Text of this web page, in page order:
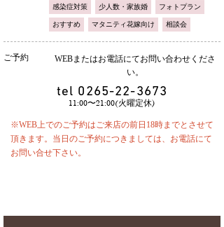
感染症対策 少人数・家族婚 フォトプラン
おすすめ マタニティ花嫁向け 相談会
ご予約
WEBまたはお電話にてお問い合わせくださ
い。
tel 0265-22-3673
11:00〜21:00(火曜定休)
※WEB上でのご予約はご来店の前日18時までとさせて
頂きます。当日のご予約につきましては、お電話にて
お問い合せ下さい。